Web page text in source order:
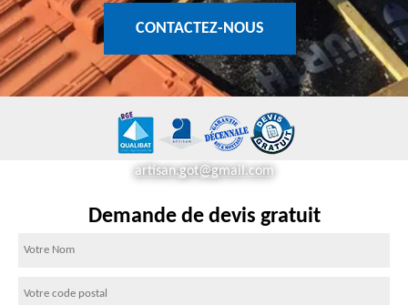
CONTACTEZ-NOUS
artisan.got@gmail.com
Demande de devis gratuit